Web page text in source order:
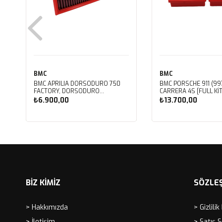
BMC
BMC APRILIA DORSODURO 750
FACTORY, DORSODURO
900, SHIVER 750 GT, SHIVER
750 KUTU İÇİ PERFORMANS HAVA
₺6.900,00
BMC
BMC PORSCHE 911
CARRERA 4S [FULL
PERFORMANS HAVA
FB468/20
₺13.700,00
BİZ KİMİZ
> Hakkımızda
>